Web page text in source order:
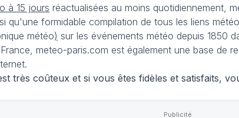
à 15 jours réactualisées au moins quotidiennement,
qu'une formidable compilation de tous les liens
météo) sur les événements météo depuis 1850
meteo-paris.com est également une base de
très coûteux et si vous êtes fidèles et satisfaits,